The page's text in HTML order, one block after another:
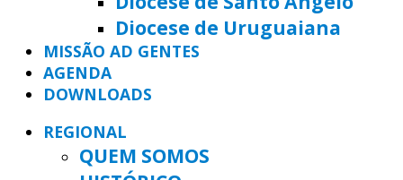
Diocese de Uruguaiana
MISSÃO AD GENTES
AGENDA
DOWNLOADS
REGIONAL
QUEM SOMOS